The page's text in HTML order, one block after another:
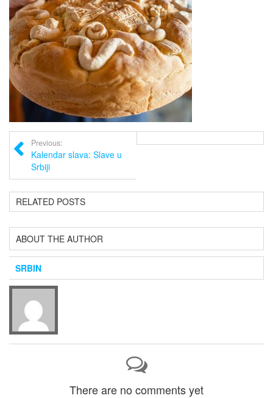
Previous:
Kalendar slava: Slave u
Srbiji
RELATED POSTS
ABOUT THE AUTHOR
SRBIN
There are no comments yet